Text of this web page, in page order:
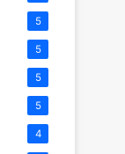
5
5
5
5
4